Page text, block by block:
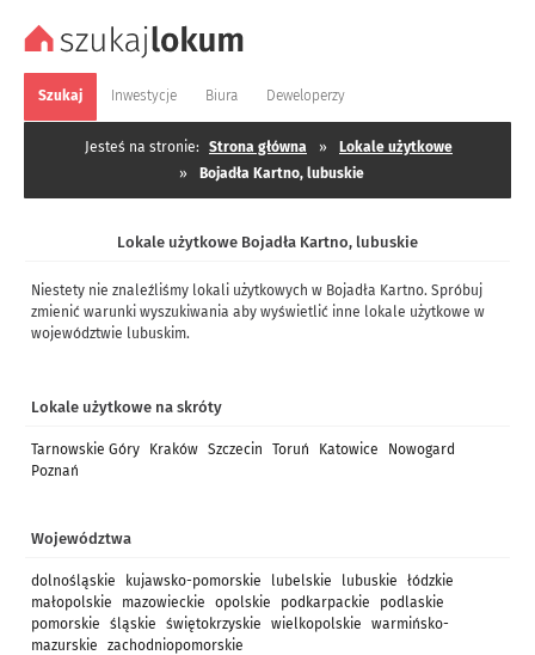
Szukaj Inwestycje Biura Deweloperzy
Jesteś na stronie: Strona główna »
Lokale użytkowe
»
Bojadła Kartno, lubuskie
Lokale użytkowe Bojadła Kartno, lubuskie
Niestety nie znaleźliśmy lokali użytkowych w Bojadła Kartno. Spróbuj
zmienić warunki wyszukiwania aby wyświetlić inne lokale użytkowe w
województwie lubuskim.
Lokale użytkowe na skróty
Tarnowskie Góry Kraków Szczecin Toruń Katowice
Nowogard
Poznań
Województwa
dolnośląskie kujawsko-pomorskie lubelskie lubuskie
łódzkie
małopolskie
mazowieckie opolskie podkarpackie
podlaskie
pomorskie
śląskie świętokrzyskie wielkopolskie
warmińsko-
mazurskie
zachodniopomorskie